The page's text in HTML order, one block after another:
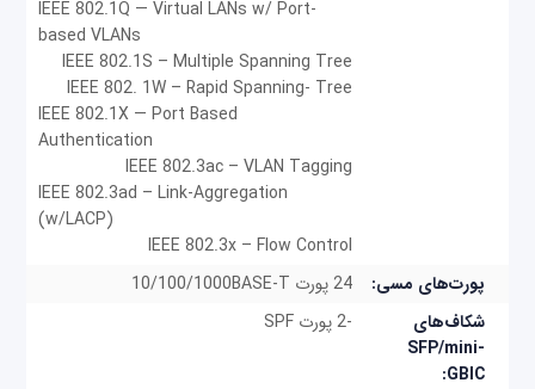
مزایای کلی سوئیچ‌های OmniSwitch 2220
سهولت در استفاده: نصب و پیکربندی سوئیچ‌های
OmniSwitch 2220 بسیار ساده است و معمولا برای
استفاده در کسب‌وکارهای کوچک تا متوسط ​​مناسب
عملکرد خوب: سوئیچ‌های سری OmniSwitch 2220
کارایی بالایی برای سیستم های سیمی و بی سیم
802.11ac دارند.
IEEE 802.1Q — Virtual LANs w/ Port-
based VLANs
IEEE 802.1S – Multiple Spanning Tree
IEEE 802. 1W – Rapid Spanning- Tree
IEEE 802.1X — Port Based
Authentication
IEEE 802.3ac – VLAN Tagging
IEEE 802.3ad – Link-Aggregation
(w/LACP)
IEEE 802.3x – Flow Control
پورت‌های مسی:
24 پورت 10/100/1000BASE-T
شکاف‌های
SFP/mini-
GBIC:
-2 پورت SPF